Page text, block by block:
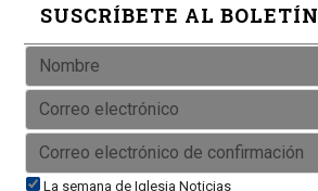
SUSCRÍBETE AL BOLETÍN
La semana de Iglesia Noticias